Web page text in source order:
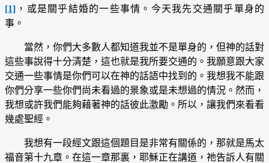
[1] ，或是關乎結婚的一些事情。今天我先交通關乎單身的
事。
當然，你們大多數人都知道我並不是單身的，但神的話對
這些事說得十分清楚，這也就是我所要交通的。我願意跟大家
交通一些事情是你們可以在神的話語中找到的。我想我不能跟
你們分享一些你們尚未看過的景象或是未想過的情況。然而，
我想或許我們能夠藉著神的話彼此激勵。所以，讓我們來看看
幾處聖經。
我想有一段經文跟這個題目是非常有關係的，那就是馬太
福音第十九章。在這一章那裏，耶穌正在講道，祂告訴人有關